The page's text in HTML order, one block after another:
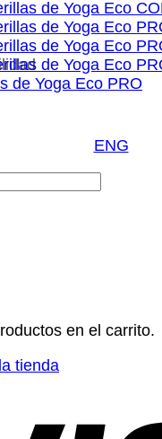
ENG
en el carrito.
tienda
de Yoga Eco
de Yoga Eco
de Yoga Eco
de Yoga Eco
de Yoga Eco PRO